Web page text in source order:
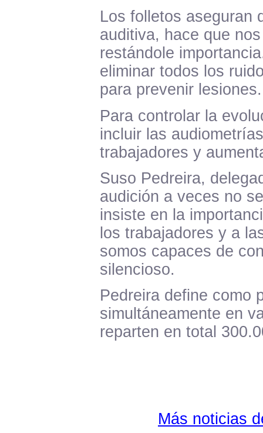
Los folletos aseguran
auditiva, hace que
restándole
eliminar todos los
para prevenir lesiones.
Para controlar la
incluir las
trabajadores y
Suso Pedreira,
audición a veces no
insiste en la
los trabajadores y a
somos capaces de
silencioso.
Pedreira define como
simultáneamente en
reparten en total
Más noticias